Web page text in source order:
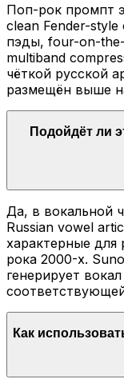
Поп-рок промпт
clean Fender-
пэды, four-on-
multiband
чёткой русской
размещён выше
Подойдёт ли
Да, в вокальной
Russian vowel
характерные для
рока 2000-х.
генерирует
Как